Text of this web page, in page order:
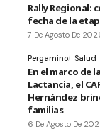
Rally Regional:
fecha de la
7 De Agosto De
Pergamino Salud
En el marco de
Lactancia, el
Hernández
familias
6 De Agosto De